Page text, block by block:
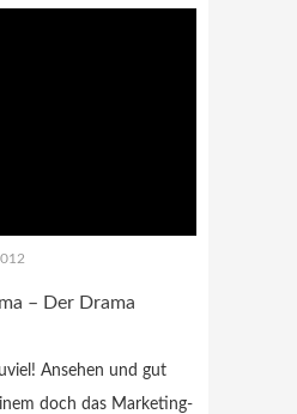
– Der Drama
Ansehen und gut
doch das Marketing-